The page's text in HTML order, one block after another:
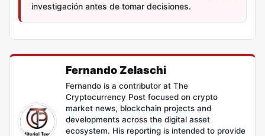
investigación antes de tomar decisiones.
Fernando Zelaschi
Fernando is a contributor at The
Cryptocurrency Post focused on crypto
market news, blockchain projects and
developments across the digital asset
ecosystem. His reporting is intended to provide